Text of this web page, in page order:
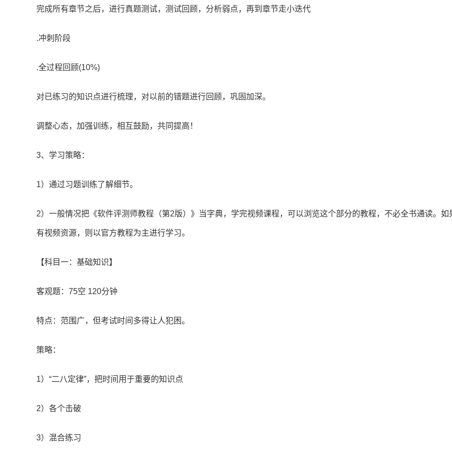
完成所有章节之后，进行真题测试，测试回顾，分析弱点，再到章节走小迭代
.冲刺阶段
.全过程回顾(10%)
对已练习的知识点进行梳理，对以前的错题进行回顾，巩固加深。
调整心态，加强训练，相互鼓励，共同提高！
3、学习策略：
1）通过习题训练了解细节。
2）一般情况把《软件评测师教程（第2版）》当字典，学完视频课程，可以浏览这个部分的教程，不必全书通读。如
有视频资源，则以官方教程为主进行学习。
【科目一：基础知识】
客观题：75空 120分钟
特点：范围广，但考试时间多得让人犯困。
策略：
1）“二八定律”，把时间用于重要的知识点
2）各个击破
3）混合练习